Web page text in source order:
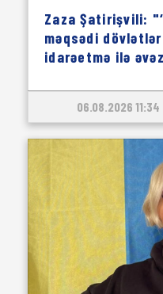
Zaza Şatirişvili:
məqsədi
idarəetmə ilə
06.08.2026 11:34